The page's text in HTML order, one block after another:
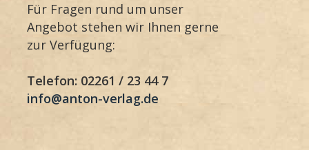
Für Fragen rund um unser
Angebot stehen wir Ihnen gerne
zur Verfügung:
Telefon: 02261 / 23 44 7
info@anton-verlag.de